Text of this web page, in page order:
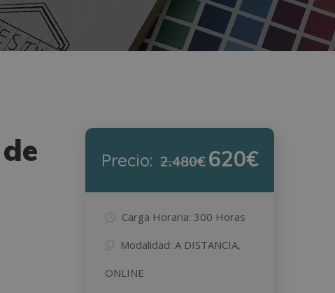
Precio: 2.480€ 620€
Carga Horaria: 300 Horas
Modalidad: A DISTANCIA,
ONLINE